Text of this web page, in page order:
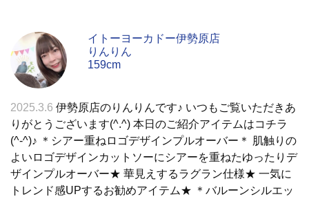
イトーヨーカドー伊勢原店
りんりん
159cm
2025.3.6 伊勢原店のりんりんです♪ いつもご覧いただきあ
りがとうございます(^.^) 本日のご紹介アイテムはコチラ
(^-^)♪ ＊シアー重ねロゴデザインプルオーバー＊ 肌触りの
よいロゴデザインカットソーにシアーを重ねたゆったりデ
ザインプルオーバー★ 華見えするラグラン仕様★ 一気に
トレンド感UPするお勧めアイテム★ ＊バルーンシルエッ